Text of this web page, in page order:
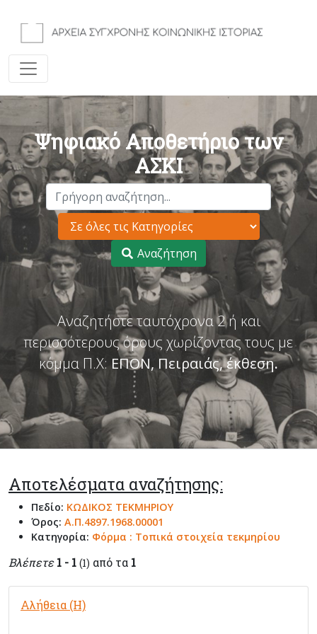
Ψηφιακό Αποθετήριο των
ΑΣΚΙ
Αναζήτηση
Αναζητήστε ταυτόχρονα 2 ή και
περισσότερους όρους χωρίζοντας τους με
κόμμα Π.Χ: ΕΠΟΝ, Πειραιάς, έκθεση.
Αποτελέσματα αναζήτησης:
Πεδίο: ΚΩΔΙΚΟΣ ΤΕΚΜΗΡΙΟΥ
Όρος: Α.Π.4897.1968.00001
Κατηγορία: Φόρμα : Τοπικά στοιχεία τεκμηρίου
Βλέπετε 1 - 1 (1) από τα 1
Αλήθεια (Η)